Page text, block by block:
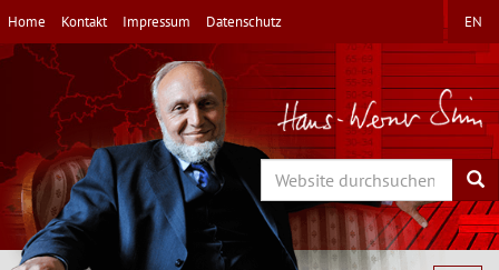
Direkt
zum
Inhalt
Home Kontakt Impressum Datenschutz EN
Search